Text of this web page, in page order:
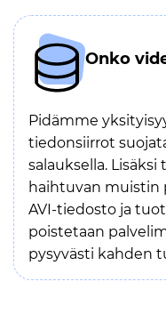
Onko
Pidämme
tiedonsiirrot
salauksella.
haihtuvan muistin
AVI-tiedosto ja
poistetaan
pysyvästi kahden